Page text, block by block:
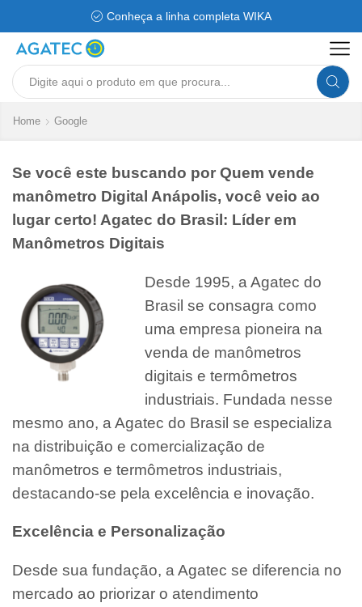
Conheça a linha completa WIKA
Search
Home Google
Se você este buscando por Quem vende
manômetro Digital Anápolis, você veio ao
lugar certo! Agatec do Brasil: Líder em
Manômetros Digitais
Desde 1995, a Agatec do
Brasil se consagra como
uma empresa pioneira na
venda de manômetros
digitais e termômetros
industriais. Fundada nesse
mesmo ano, a Agatec do Brasil se especializa
na distribuição e comercialização de
manômetros e termômetros industriais,
destacando-se pela excelência e inovação.
Excelência e Personalização
Desde sua fundação, a Agatec se diferencia no
mercado ao priorizar o atendimento